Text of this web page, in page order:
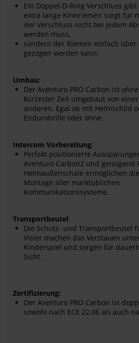
Ein Doppel-D-Ring Verschluss
extra lange Kinnriemen sorgt für
der Verschluss nicht bei jedem
werden muss,
sondern der Riemen einfach über
gezogen werden kann.
Umbau:
Der Aventuro PRO Carbon ist
kürzester Zeit umgebaut von
anderen. Egal ob mit Helmschild
Endurobrille oder ohne.
Intercom Vorbereitung:
Perfekt positionierte
Aventuro Carbon2 und genügend
Helmaußenschale ermöglichen
Montage aller marktüblichen
Kommunikationssysteme.
Transportbeutel:
Die Schutz- und Transportbeutel
Visier machen das Verstauen
Kinderspiel und sorgen für
Sicht.
Zertifizierung:
Der Aventuro PRO Carbon ist
sowohl nach ECE 22.06 als auch